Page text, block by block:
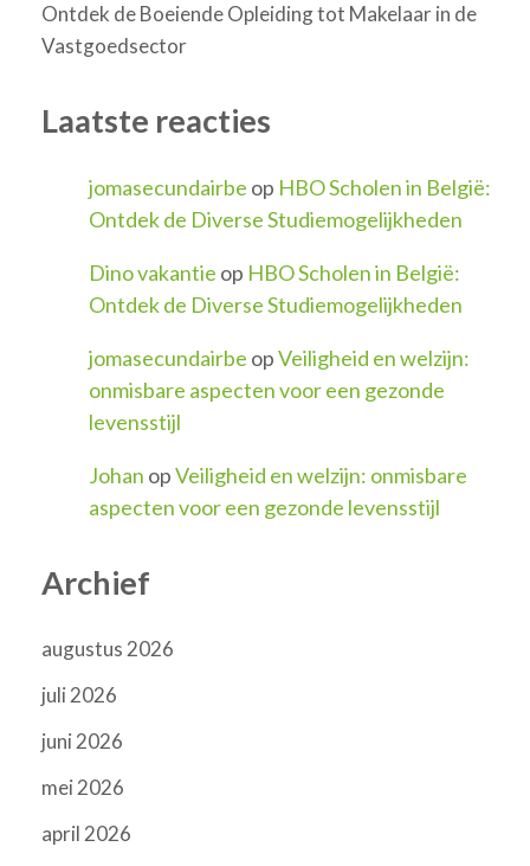
Ontdek de Boeiende Opleiding tot Makelaar in de
Vastgoedsector
Laatste reacties
jomasecundairbe op HBO Scholen in België:
Ontdek de Diverse Studiemogelijkheden
Dino vakantie op HBO Scholen in België:
Ontdek de Diverse Studiemogelijkheden
jomasecundairbe opVeiligheid en welzijn:
onmisbare aspecten voor een gezonde
levensstijl
Johan opVeiligheid en welzijn: onmisbare
aspecten voor een gezonde levensstijl
Archief
augustus 2026
juli 2026
juni 2026
mei 2026
april 2026